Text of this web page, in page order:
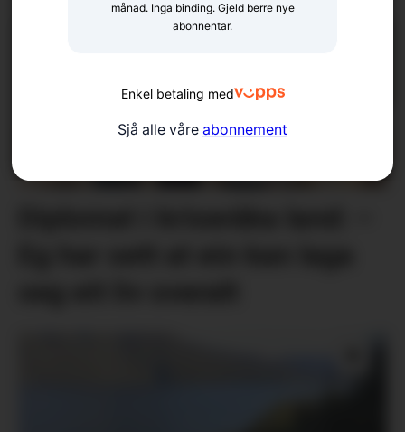
månad. Inga binding. Gjeld berre nye
abonnentar.
Enkel betaling med
Sjå alle våre abonnement